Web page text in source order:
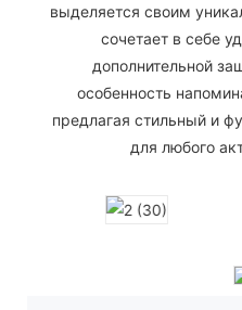
выделяется своим
сочетает в себе
дополнительной
особенность
предлагая стильный и
для любого